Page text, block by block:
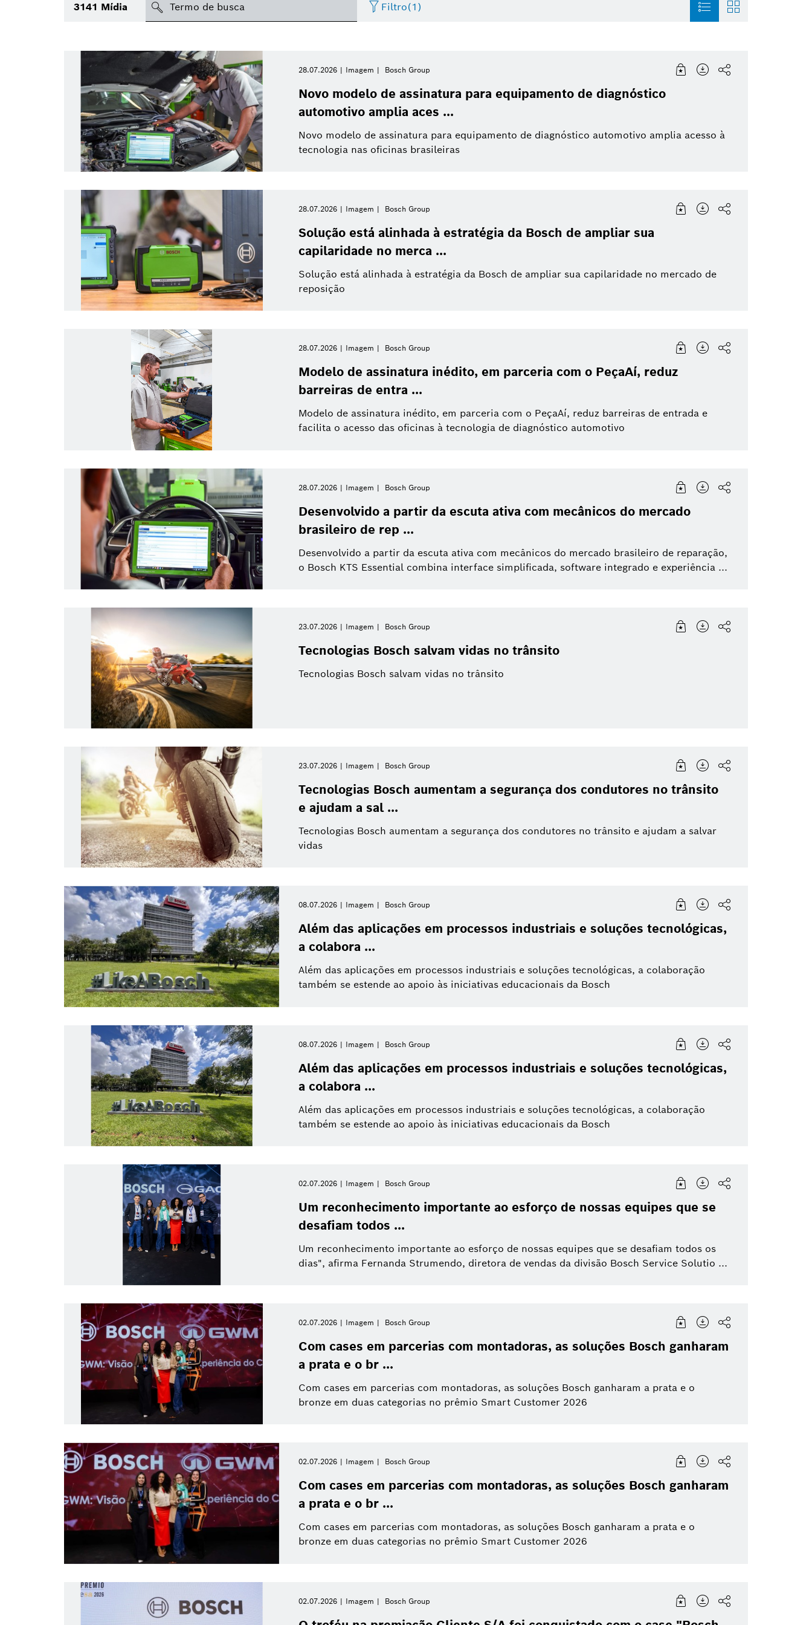
3141 Mídia search Filtro(1)
Tópico
Área
Região
Data de publicação
Tipo de mídia(1)
Internet das Coisas Veículos Comerciais Trabalhe na Bosch
Casas inteligentes Mobilidade Elétrica Sustentabilidade
Pesquisa
Compras e Logística
Building
Sistemas eBike Soluções para a Mobilidade
Energia e Tecnologia Predial
Por favor, selecione
Por favor, selecione
Esta semana
Este trimestre
Este ano
Vídeo Apresentações Infográfico
Press release Press kit
Redefinir todos os filtros
28.07.2026 Imagem Bosch Group
Novo modelo de assinatura para equipamento de diagnóstico
automotivo amplia aces ...
Novo modelo de assinatura para equipamento de diagnóstico automotivo amplia acesso à
tecnologia nas oficinas brasileiras
28.07.2026 Imagem Bosch Group
Solução está alinhada à estratégia da Bosch de ampliar sua
capilaridade no merca ...
Solução está alinhada à estratégia da Bosch de ampliar sua capilaridade no mercado de
reposição
28.07.2026 Imagem Bosch Group
Modelo de assinatura inédito, em parceria com o PeçaAí, reduz
barreiras de entra ...
Modelo de assinatura inédito, em parceria com o PeçaAí, reduz barreiras de entrada e
facilita o acesso das oficinas à tecnologia de diagnóstico automotivo
28.07.2026 Imagem Bosch Group
Desenvolvido a partir da escuta ativa com mecânicos do mercado
brasileiro de rep ...
Desenvolvido a partir da escuta ativa com mecânicos do mercado brasileiro de reparação,
o Bosch KTS Essential combina interface simplificada, software integrado e experiência ...
23.07.2026 Imagem Bosch Group
Tecnologias Bosch salvam vidas no trânsito
Tecnologias Bosch salvam vidas no trânsito
23.07.2026 Imagem Bosch Group
Tecnologias Bosch aumentam a segurança dos condutores no trânsito
e ajudam a sal ...
Tecnologias Bosch aumentam a segurança dos condutores no trânsito e ajudam a salvar
vidas
08.07.2026 Imagem Bosch Group
Além das aplicações em processos industriais e soluções tecnológicas,
a colabora ...
Além das aplicações em processos industriais e soluções tecnológicas, a colaboração
também se estende ao apoio às iniciativas educacionais da Bosch
08.07.2026 Imagem Bosch Group
Além das aplicações em processos industriais e soluções tecnológicas,
a colabora ...
Além das aplicações em processos industriais e soluções tecnológicas, a colaboração
também se estende ao apoio às iniciativas educacionais da Bosch
02.07.2026 Imagem Bosch Group
Um reconhecimento importante ao esforço de nossas equipes que se
desafiam todos ...
Um reconhecimento importante ao esforço de nossas equipes que se desafiam todos os
dias", afirma Fernanda Strumendo, diretora de vendas da divisão Bosch Service Solutio ...
02.07.2026 Imagem Bosch Group
Com cases em parcerias com montadoras, as soluções Bosch ganharam
a prata e o br ...
Com cases em parcerias com montadoras, as soluções Bosch ganharam a prata e o
bronze em duas categorias no prêmio Smart Customer 2026
02.07.2026 Imagem Bosch Group
Com cases em parcerias com montadoras, as soluções Bosch ganharam
a prata e o br ...
Com cases em parcerias com montadoras, as soluções Bosch ganharam a prata e o
bronze em duas categorias no prêmio Smart Customer 2026
02.07.2026 Imagem Bosch Group